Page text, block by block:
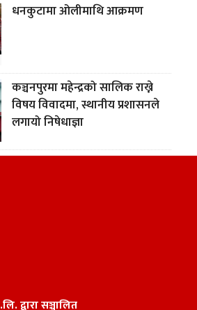
धनकुटामा ओलीमाथि आक्रमण
कञ्चनपुरमा महेन्द्रको सालिक राख्ने
विषय विवादमा, स्थानीय प्रशासनले
लगायो निषेधाज्ञा
द्वारा सञ्चालित